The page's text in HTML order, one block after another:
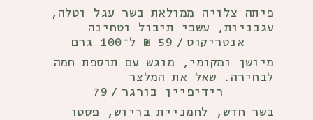
פיתה צלויה ממולאת בשר עגל וטלה,
עגבניות, עשבי תיבול וטחינה
59 ₪ ל־100 גרם / אנטריקוט
מיושן ומקומי, מוגש עם תוספת חמה
לבחירה. שאל את המלצר
79 / רידיפיין בורגר
בשר חדש, לחמניית בריוש, פסטו